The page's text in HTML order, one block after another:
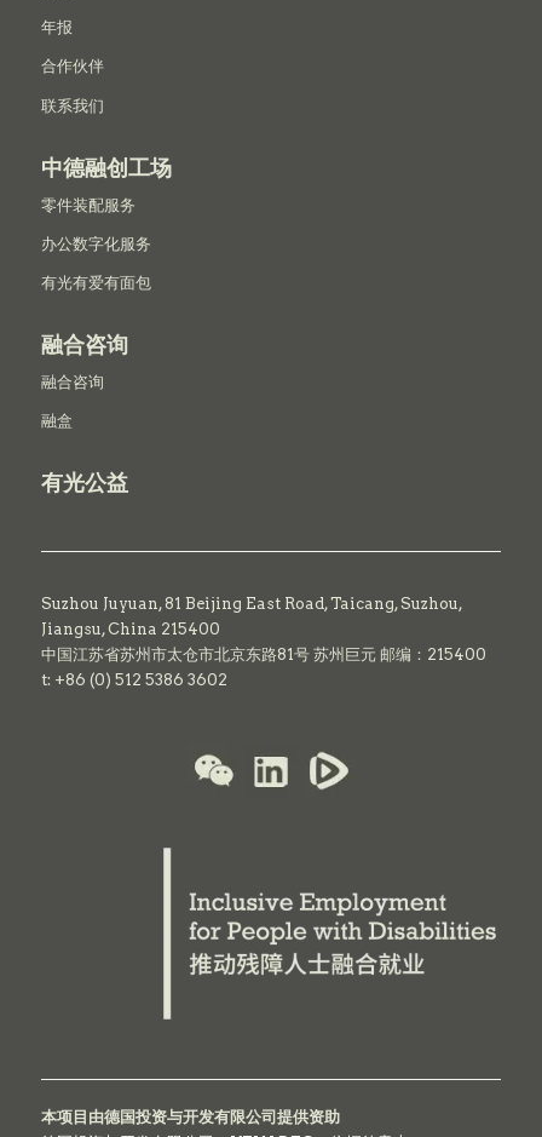
年报
合作伙伴
联系我们
中德融创工场
零件装配服务
办公数字化服务
有光有爱有面包
融合咨询
融合咨询
融盒
有光公益
Suzhou Juyuan, 81 Beijing East Road,Taicang,Suzhou,
Jiangsu, China 215400
中国江苏省苏州市太仓市北京东路81号 苏州巨元 邮编：215400
t: +86 (0) 512 5386 3602
本项目由德国投资与开发有限公司提供资助